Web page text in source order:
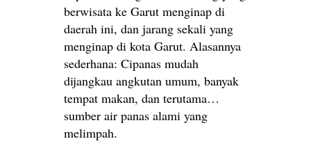
berwisata ke Garut menginap di
daerah ini, dan jarang sekali yang
menginap di kota Garut. Alasannya
sederhana: Cipanas mudah
dijangkau angkutan umum, banyak
tempat makan, dan terutama…
sumber air panas alami yang
melimpah.